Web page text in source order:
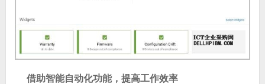
借助智能自动化功能，提高工作效率